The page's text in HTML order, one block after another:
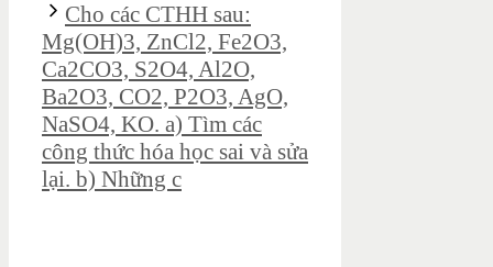
Cho các CTHH sau:
Mg(OH)3, ZnCl2, Fe2O3,
Ca2CO3, S2O4, Al2O,
Ba2O3, CO2, P2O3, AgO,
NaSO4, KO. a) Tìm các
công thức hóa học sai và sửa
lại. b) Những c